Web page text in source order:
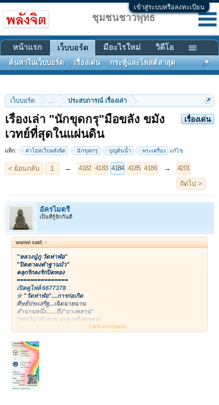
เข้าสู่ระบบหรือลงทะเบียน
เว็บบอร์ด ... ประสบการณ์ เรื่องเล่า
เรื่องเด่น
เรื่องเล่า "นักขุดกรุ"มือขลัง ขมัง
เวทย์ที่สุดในแผ่นดิน
แท็ก: ค่าโฮสเว็บพลังจิต นักขุดกรุ บุญต้นน้ำ พระเครื่อง แก้ไข
< ย้อนกลับ 1 4182 4183 4184 4185 4186 → 4201
อัครไมตรี
เป็นที่รู้จักกันดี
wanwi said: ↑
"หลวงปู่ภู วัดท่าฬ่อ"
"ปิดตาผงดำฐานบัว"
คลุกรักลงรักปิดทอง
===============
เปิดดูไฟล์ 6677378
☆ "วัดท่าฬ่อ"....การก่อเกิด
ศิษย์ประเสริฐ...เฉิดฉายฉาน
ตำนานหนึ่ง.......ถึง"บางคลาน"
"พ่อเงิน"ต้นธาร..อาจารย์ สายตรง
--ลง'รัก'สวย...ด้วยบรรจง
--จิตมั่นคง.....สมทรง ศิษย์เอก!
~~~~~~~~~~~~~~~
คงไม่อรรถาธิบายกันมาก สำหรับชื่อเสียงเรียงนาม เกียรติประวัติเกรียงไกร
ของ "หลวงปู่ภู ธัมมโชติ" ผู้สว่างในธรรมแห่ง "วัดท่าฬ่อ" หนึ่งในศิษย์ของ
"หลวงพ่อเงิน บางคลาน" เทพเจ้าแห่งแดนชาละวัน!!!
Click to expand...
ชุมชนชาวพุทธ
หน้าแรก เว็บบอร์ด
ค้นหาในเว็บบอร์ด เรื่องเด่น กระทู้และโพสต์ล่าสุด
มีอะไรใหม่ วิดีโอ